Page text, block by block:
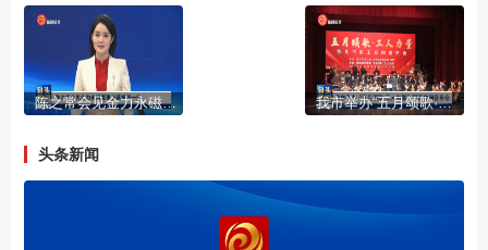
陈之常会见金力永磁董事长蔡报贵一行 我市举办“五月颂歌·工人力量”职工交响音乐会
头条新闻